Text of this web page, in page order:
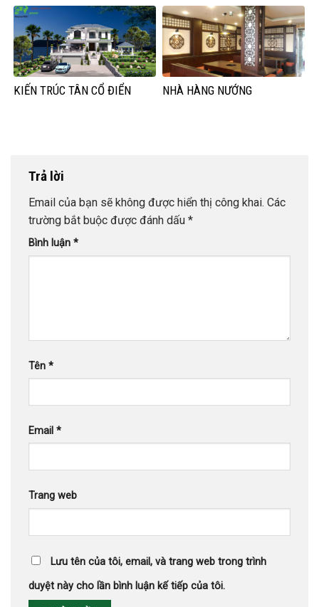
KIẾN TRÚC TÂN CỔ ĐIỂN NHÀ HÀNG NƯỚNG
Trả lời
Email của bạn sẽ không được hiển thị công khai. Các
trường bắt buộc được đánh dấu *
Bình luận *
Tên *
Email *
Trang web
Lưu tên của tôi, email, và trang web trong trình
duyệt này cho lần bình luận kế tiếp của tôi.